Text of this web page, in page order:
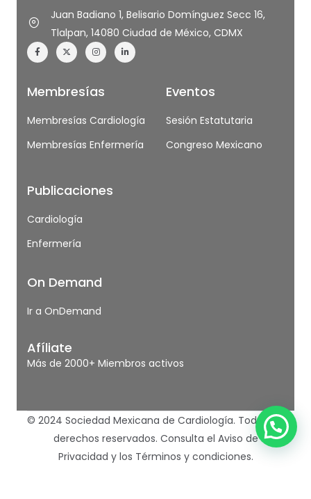
Juan Badiano 1, Belisario Domínguez Secc 16,
Tlalpan, 14080 Ciudad de México, CDMX
Membresías
Membresías Cardiología
Membresías Enfermería
Publicaciones
Cardiología
Enfermería
Eventos
Sesión Estatutaria
Congreso Mexicano
On Demand
Ir a OnDemand
Afíliate
Más de 2000+ Miembros activos
© 2024 Sociedad Mexicana de Cardiología. Todos los
derechos reservados. Consulta el Aviso de
Privacidad y los Términos y condiciones.